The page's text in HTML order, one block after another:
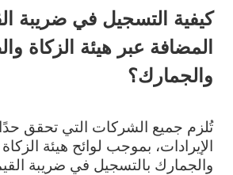
كيفية التسجيل في ضريبة
المضافة عبر هيئة الزكاة
والجمارك؟
تُلزم جميع الشركات التي تحقق
الإيرادات، بموجب لوائح هيئة
والجمارك بالتسجيل في ضريبة